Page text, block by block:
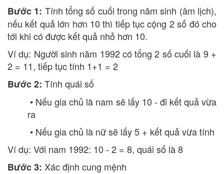
Bước 1: Tính tổng số cuối trong năm sinh (âm lịch),
nếu kết quả lớn hơn 10 thì tiếp tục cộng 2 số đó cho
tới khi có được kết quả nhỏ hơn 10.
Ví dụ: Người sinh năm 1992 có tổng 2 số cuối là 9 +
2 = 11, tiếp tục tính 1+1 = 2
Bước 2: Tính quái số
• Nếu gia chủ là nam sẽ lấy 10 - đi kết quả vừa
ra
• Nếu gia chủ là nữ sẽ lấy 5 + kết quả vừa tính
Ví dụ: Với nam 1992: 10 - 2 = 8, quái số là 8
Bước 3: Xác định cung mệnh